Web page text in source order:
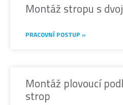
Montáž stropu s
PRACOVNÍ POSTUP »
Montáž plovoucí
strop